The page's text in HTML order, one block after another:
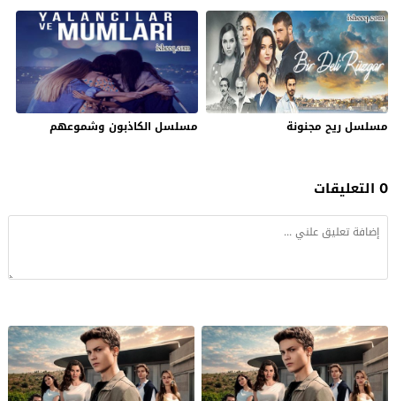
مسلسل ريح مجنونة مسلسل الكاذبون وشموعهم
0 التعليقات